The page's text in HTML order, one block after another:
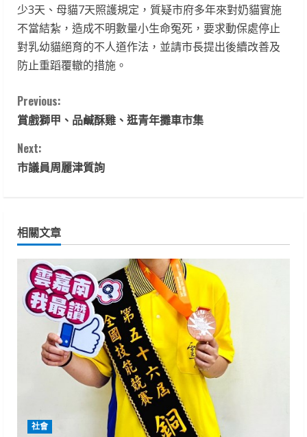
少3天、母貓7天照護規定，質疑市府多年來對奶貓實施
不當結紮，造成不明數量小生命冤死，要求動保處停止
對乳幼貓絕育的不人道作法，並請市長提出後續改善及
防止重蹈覆轍的措施。
C
o
n
i
n
e
Previous:
賞戲獅甲、品鹹酥雞、逛青年攤車市集
Next:
市議員周麗津質詢
相關文章
社會